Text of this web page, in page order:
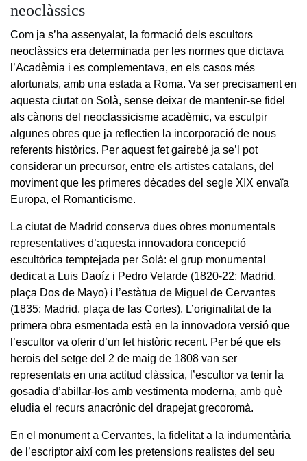
neoclàssics
Com ja s’ha assenyalat, la formació dels escultors
neoclàssics era determinada per les normes que dictava
l’Acadèmia i es complementava, en els casos més
afortunats, amb una estada a Roma. Va ser precisament en
aquesta ciutat on Solà, sense deixar de mantenir-se fidel
als cànons del neoclassicisme acadèmic, va esculpir
algunes obres que ja reflectien la incorporació de nous
referents històrics. Per aquest fet gairebé ja se’l pot
considerar un precursor, entre els artistes catalans, del
moviment que les primeres dècades del segle XIX envaïa
Europa, el Romanticisme.
La ciutat de Madrid conserva dues obres monumentals
representatives d’aquesta innovadora concepció
escultòrica temptejada per Solà: el grup monumental
dedicat a Luis Daoíz i Pedro Velarde (1820-22; Madrid,
plaça Dos de Mayo) i l’estàtua de Miguel de Cervantes
(1835; Madrid, plaça de las Cortes). L’originalitat de la
primera obra esmentada està en la innovadora versió que
l’escultor va oferir d’un fet històric recent. Per bé que els
herois del setge del 2 de maig de 1808 van ser
representats en una actitud clàssica, l’escultor va tenir la
gosadia d’abillar-los amb vestimenta moderna, amb què
eludia el recurs anacrònic del drapejat grecoromà.
En el monument a Cervantes, la fidelitat a la indumentària
de l’escriptor així com les pretensions realistes del seu